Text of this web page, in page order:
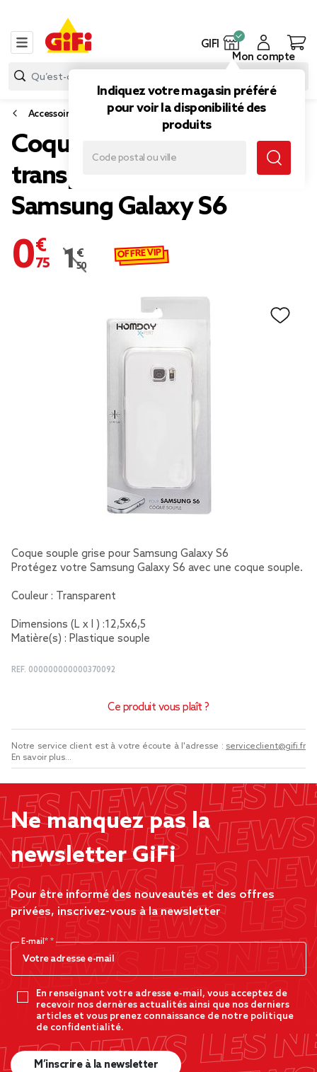
GIFI
Indiquez votre magasin préféré
pour voir la disponibilité des
produits
Mon compte
Accessoires smartphone et tablette
Coque souple
transparente pour
Samsung Galaxy S6
0,75 €
Prix remisé de 1,50 € à 0,75 €
1,50 € OFFRE VIP
Coque souple grise pour Samsung Galaxy S6
Protégez votre Samsung Galaxy S6 avec une coque souple.
Couleur : Transparent
Dimensions (L x l ) :12,5x6,5
Matière(s) : Plastique souple
REF. 000000000000370092
Ce produit vous plaît ?
Notre service client est à votre écoute à l'adresse : serviceclient@gifi.fr
En savoir plus...
Ne manquez pas la
newsletter GiFi
Pour être informé des nouveautés et des offres
privées, inscrivez-vous à la newsletter
E-mail*
En renseignant votre adresse e-mail, vous acceptez de
recevoir nos dernères actualités ainsi que nos derniers
articles et vous prenez connaissance de notre politique
de confidentialité.
M’inscrire à la newsletter